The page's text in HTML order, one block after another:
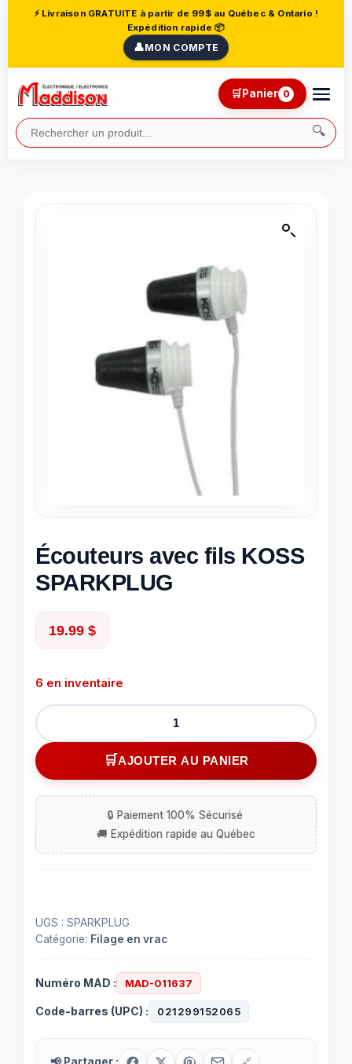
⚡ Livraison GRATUITE à partir de 99$ au Québec & Ontario !
Expédition rapide 📦
👤MON COMPTE
🔍
🛒Panier 0
Écouteurs avec fils KOSS
SPARKPLUG
19.99 $
6 en inventaire
quantité
de
Écouteurs
avec
KOSS
SPARKPLUG
AJOUTER AU PANIER
UGS : SPARKPLUG
Catégorie: Filage en vrac
Numéro MAD : MAD-011637
Code-barres (UPC) : 021299152065